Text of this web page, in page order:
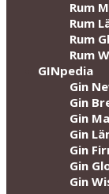
Rum
Rum
Rum
Rum
GINpedia
Gin
Gin
Gin
Gin
Gin
Gin
Gin